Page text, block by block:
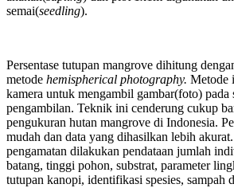
semai(seedling).
Persentase tutupan mangrove dihitung
metode hemispherical photography. Metode
kamera untuk mengambil gambar(foto) pada
pengambilan. Teknik ini cenderung cukup
pengukuran hutan mangrove di Indonesia.
mudah dan data yang dihasilkan lebih
pengamatan dilakukan pendataan jumlah
batang, tinggi pohon, substrat, parameter
tutupan kanopi, identifikasi spesies, sampah